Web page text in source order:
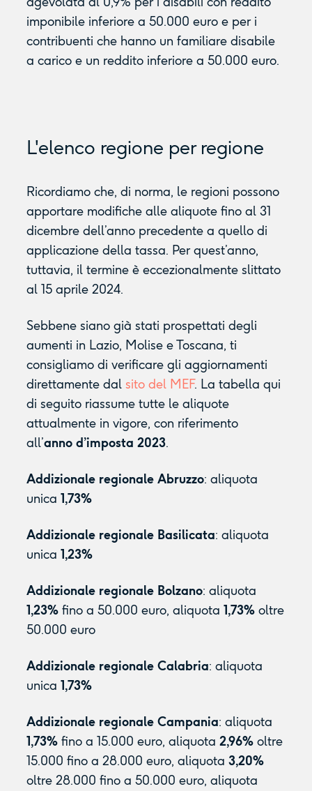
imponibile inferiore a 50.000 euro e per i
contribuenti che hanno un familiare disabile
a carico e un reddito inferiore a 50.000 euro.
L'elenco regione per regione
Ricordiamo che, di norma, le regioni possono
apportare modifiche alle aliquote fino al 31
dicembre dell’anno precedente a quello di
applicazione della tassa. Per quest’anno,
tuttavia, il termine è eccezionalmente slittato
al 15 aprile 2024.
Sebbene siano già stati prospettati degli
aumenti in Lazio, Molise e Toscana, ti
consigliamo di verificare gli aggiornamenti
direttamente dal sito del MEF. La tabella qui
di seguito riassume tutte le aliquote
attualmente in vigore, con riferimento
all’anno d’imposta 2023.
Addizionale regionale Abruzzo: aliquota
unica 1,73%
Addizionale regionale Basilicata: aliquota
unica 1,23%
Addizionale regionale Bolzano: aliquota
1,23%fino a 50.000 euro, aliquota 1,73%oltre
50.000 euro
Addizionale regionale Calabria: aliquota
unica 1,73%
Addizionale regionale Campania: aliquota
1,73%fino a 15.000 euro, aliquota 2,96%oltre
15.000 fino a 28.000 euro, aliquota 3,20%
oltre 28.000 fino a 50.000 euro, aliquota